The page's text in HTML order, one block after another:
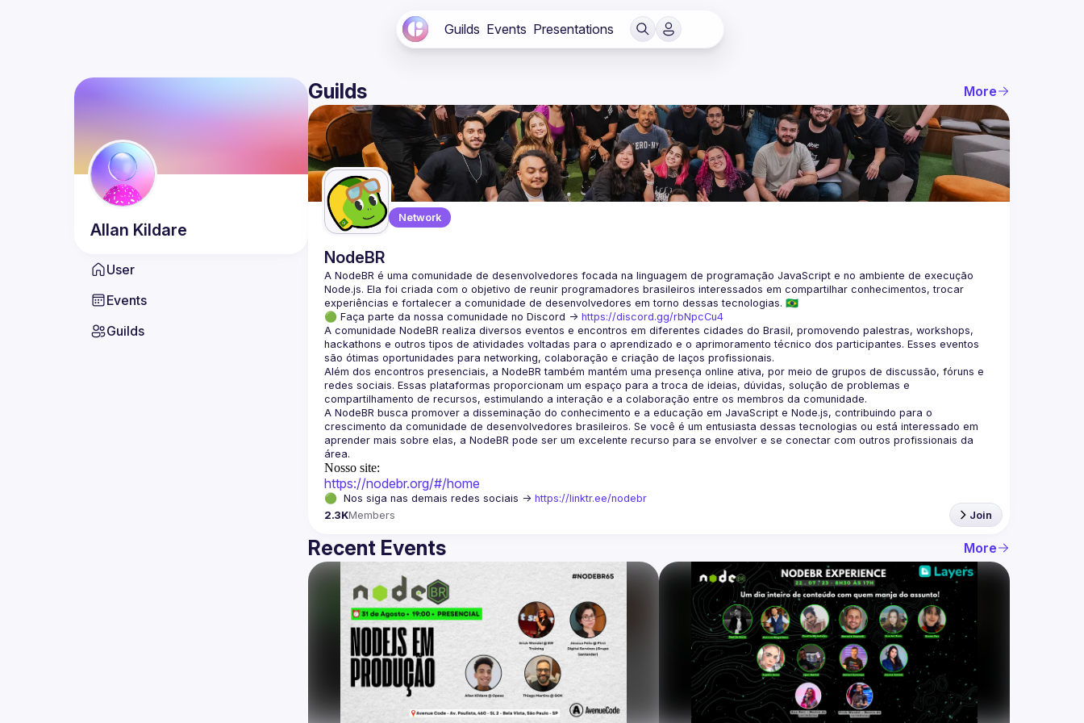
Guilds Events Presentations
Allan Kildare
User
Events
Guilds
Guilds More
Network
NodeBR
A NodeBR é uma comunidade de desenvolvedores focada na linguagem de programação JavaScript e no ambiente de execução
Node.js. Ela foi criada com o objetivo de reunir programadores brasileiros interessados em compartilhar conhecimentos, trocar
🟢 Faça parte da nossa comunidade no Discord -> https://discord.gg/rbNpcCu4
A comunidade NodeBR realiza diversos eventos e encontros em diferentes cidades do Brasil, promovendo palestras, workshops,
hackathons e outros tipos de atividades voltadas para o aprendizado e o aprimoramento técnico dos participantes. Esses eventos
Além dos encontros presenciais, a NodeBR também mantém uma presença online ativa, por meio de grupos de discussão, fóruns e
redes sociais. Essas plataformas proporcionam um espaço para a troca de ideias, dúvidas, solução de problemas e
A NodeBR busca promover a disseminação do conhecimento e a educação em JavaScript e Node.js, contribuindo para o
crescimento da comunidade de desenvolvedores brasileiros. Se você é um entusiasta dessas tecnologias ou está interessado em
aprender mais sobre elas, a NodeBR pode ser um excelente recurso para se envolver e se conectar com outros profissionais da
Nosso site:
https://nodebr.org/#/home
🟢  Nos siga nas demais redes sociais -> https://linktr.ee/nodebr
2.3KMembers Join
Recent Events More